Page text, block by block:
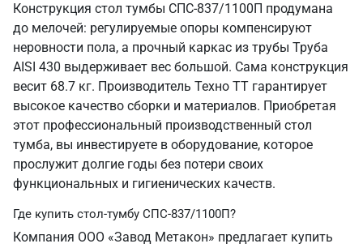
Конструкция стол тумбы СПС-837/1100П продумана
до мелочей: регулируемые опоры компенсируют
неровности пола, а прочный каркас из трубы Труба
AISI 430 выдерживает вес большой. Сама конструкция
весит 68.7 кг. Производитель Техно ТТ гарантирует
высокое качество сборки и материалов. Приобретая
этот профессиональный производственный стол
тумба, вы инвестируете в оборудование, которое
прослужит долгие годы без потери своих
функциональных и гигиенических качеств.
Где купить стол-тумбу СПС-837/1100П?
Компания ООО «Завод Метакон» предлагает купить